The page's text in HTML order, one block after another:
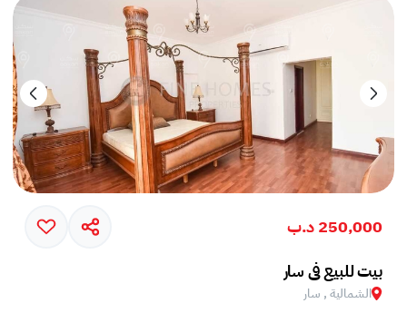
250,000 د.ب
بيت للبيع في سار
الشمالية , سار